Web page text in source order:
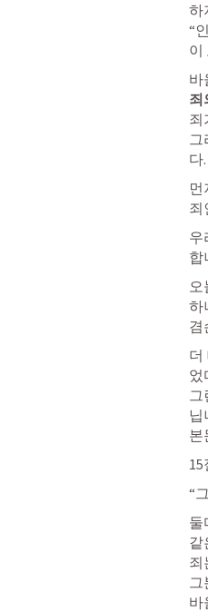
하
“
이
죄
죄
그
다.
먼
죄
우
합
오
하
겸
더
었
그
닙
본
“
둘
같
죄
그
바